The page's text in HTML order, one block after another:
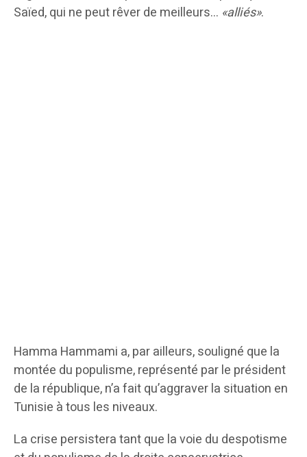
Saïed, qui ne peut rêver de meilleurs… «alliés».
Hamma Hammami a, par ailleurs, souligné que la
montée du populisme, représenté par le président
de la république, n’a fait qu’aggraver la situation en
Tunisie à tous les niveaux.
La crise persistera tant que la voie du despotisme